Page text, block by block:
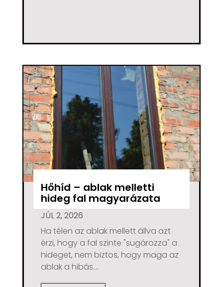
Hőhíd – ablak melletti
hideg fal magyarázata
JÚL 2, 2026
Ha télen az ablak mellett állva azt
érzi, hogy a fal szinte "sugározza" a
hideget, nem biztos, hogy maga az
ablak a hibás....